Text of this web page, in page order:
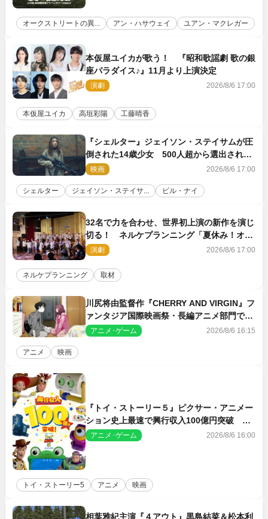
オークストリートの異... アン・ハサウェイ ユアン・マクレガー
本仮屋ユイカが歌う！ 『昭和歌謡劇 歌の銀
座パラダイス♪』11月より上演決定
演劇 2026/8/6 17:00
本仮屋ユイカ 高垣彩陽 工藤晴香
『シェルター』ジェイソン・ステイサムが圧
倒された14歳少女 500人超から選出された
新鋭ボディ・レイ・ブレスナックとは
映画 2026/8/6 17:00
シェルター ジェイソン・ステイサ... ビル・ナイ
32名で力を合わせ、世界初上演の新作を演じ
切る！ ネルケプランニング「夏休み！オ
ン・ワークショップ2026」レポート【最終
日】
演劇 2026/8/6 17:00
ネルケプランニング 取材
川尻将由監督作『CHERRY AND VIRGIN』フ
ァンタジア国際映画祭・長編アニメ部門で観
客賞・金賞受賞！
アニメ･ゲーム 2026/8/6 16:15
アニメ 映画
『トイ・ストーリー５』ピクサー・アニメー
ション史上最速で興行収入100億円突破 シ
リーズNo.1興収が目前
アニメ･ゲーム 2026/8/6 16:00
トイ・ストーリー5 アニメ 映画
相葉雅紀主演『４アウト』黒島結菜＆松本利